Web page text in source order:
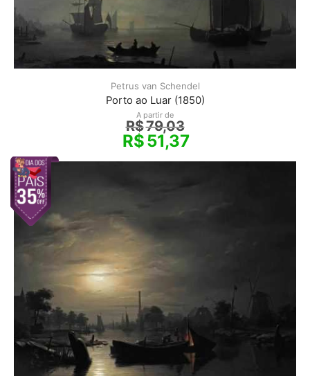
Petrus van Schendel
Porto ao Luar (1850)
A partir de
R$79,03
R$51,37